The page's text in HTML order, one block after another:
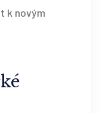
k novým